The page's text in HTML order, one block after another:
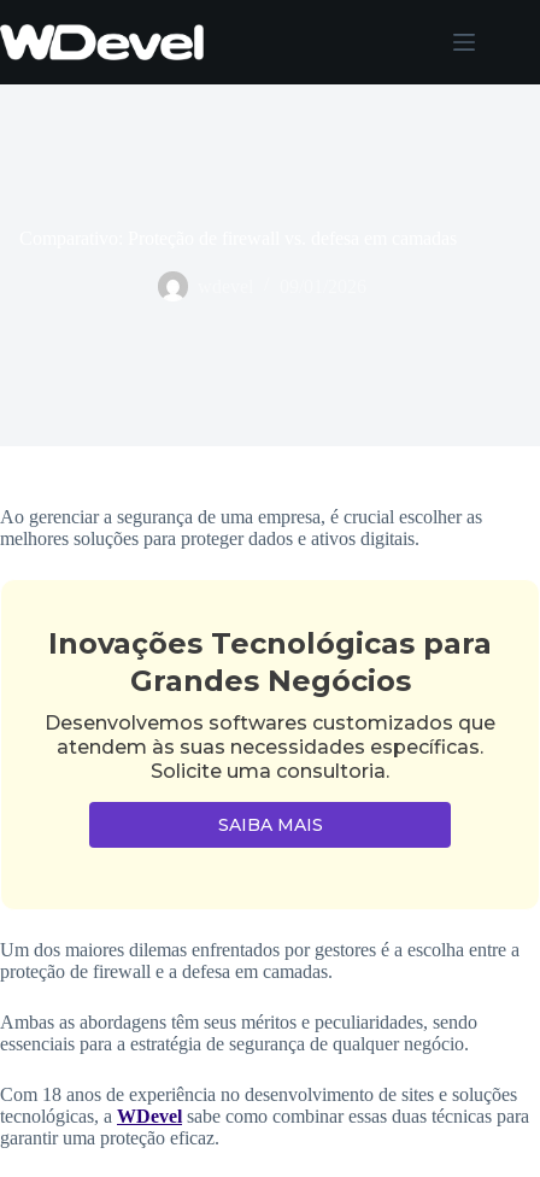
para
o
Ao gerenciar a segurança de uma empresa, é crucial escolher as
melhores soluções para proteger dados e ativos digitais.
Inovações Tecnológicas para
Grandes Negócios
Desenvolvemos softwares customizados que
atendem às suas necessidades específicas.
Solicite uma consultoria.
SAIBA MAIS
Um dos maiores dilemas enfrentados por gestores é a escolha entre a
proteção de firewall e a defesa em camadas.
Ambas as abordagens têm seus méritos e peculiaridades, sendo
essenciais para a estratégia de segurança de qualquer negócio.
Com 18 anos de experiência no desenvolvimento de sites e soluções
tecnológicas, a WDevel sabe como combinar essas duas técnicas para
garantir uma proteção eficaz.